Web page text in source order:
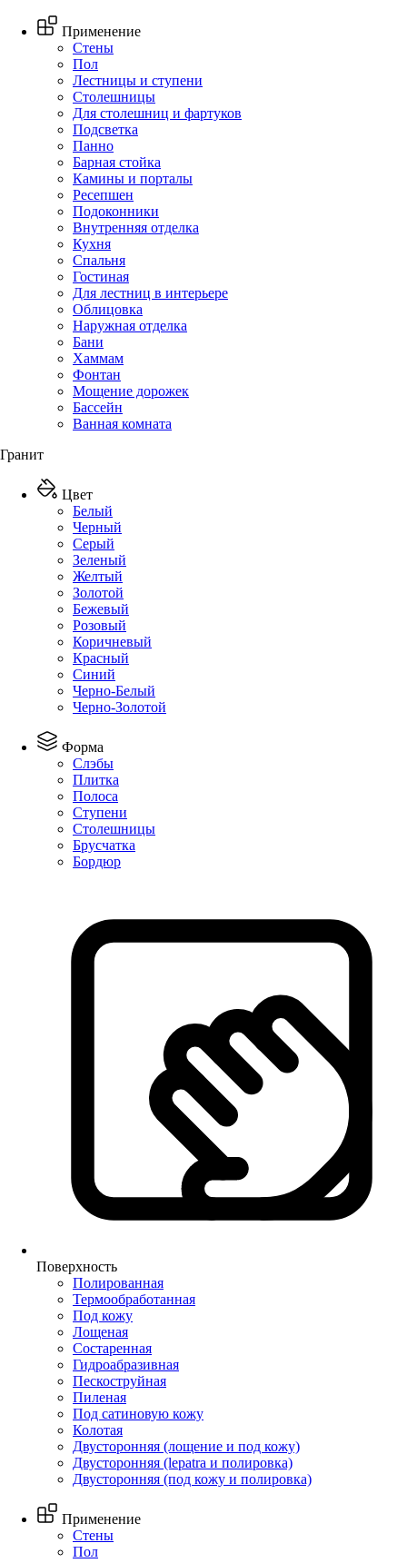
Применение
Стены
Пол
Лестницы и ступени
Столешницы
Для столешниц и фартуков
Подсветка
Панно
Барная стойка
Камины и порталы
Ресепшен
Подоконники
Внутренняя отделка
Кухня
Спальня
Гостиная
Для лестниц в интерьере
Облицовка
Наружная отделка
Бани
Хаммам
Фонтан
Мощение дорожек
Бассейн
Ванная комната
Гранит
Цвет
Белый
Черный
Серый
Зеленый
Желтый
Золотой
Бежевый
Розовый
Коричневый
Красный
Синий
Черно-Белый
Черно-Золотой
Форма
Слэбы
Плитка
Полоса
Ступени
Столешницы
Брусчатка
Бордюр
Поверхность
Полированная
Термообработанная
Под кожу
Лощеная
Состаренная
Гидроабразивная
Пескоструйная
Пиленая
Под сатиновую кожу
Колотая
Двусторонняя (лощение и под кожу)
Двусторонняя (lepatra и полировка)
Двусторонняя (под кожу и полировка)
Применение
Стены
Пол